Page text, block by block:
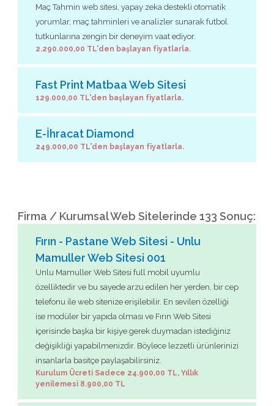
Maç Tahmin web sitesi, yapay zeka destekli otomatik
yorumlar, maç tahminleri ve analizler sunarak futbol
tutkunlarına zengin bir deneyim vaat ediyor.
2.290.000,00 TL'den başlayan fiyatlarla.
Fast Print Matbaa Web Sitesi
129.000,00 TL'den başlayan fiyatlarla.
E-İhracat Diamond
249.000,00 TL'den başlayan fiyatlarla.
Firma / Kurumsal Web Sitelerinde 133 Sonuç:
Fırın - Pastane Web Sitesi - Unlu
Mamuller Web Sitesi 001
Unlu Mamuller Web Sitesi full mobil uyumlu
özelliktedir ve bu sayede arzu edilen her yerden, bir cep
telefonu ile web sitenize erişilebilir. En sevilen özelliği
ise modüler bir yapıda olması ve Fırın Web Sitesi
içerisinde başka bir kişiye gerek duymadan istediğiniz
değişikliği yapabilmenizdir. Böylece lezzetli ürünlerinizi
insanlarla basitçe paylaşabilirsiniz.
Kurulum Ücreti Sadece 24.900,00 TL, Yıllık
yenilemesi 8.900,00 TL